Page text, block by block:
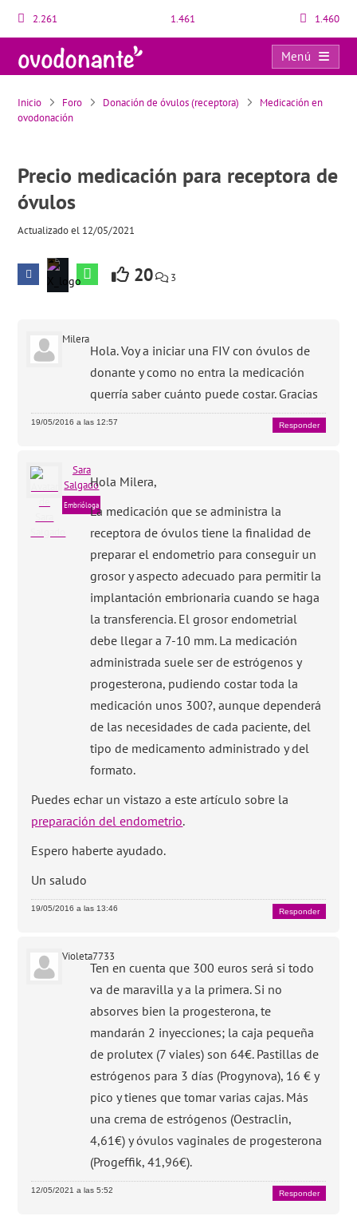
2.261 1.461 1.460
Menú
Precio medicación para receptora de óvulos
Inicio Foro Donación de óvulos (receptora)
Medicación en
ovodonación
Precio medicación para receptora de
óvulos
Actualizado el 12/05/2021
20 3
Milera
Hola. Voy a iniciar una FIV con óvulos de
donante y como no entra la medicación
querría saber cuánto puede costar. Gracias
19/05/2016 a las 12:57 Responder
Sara
Salgado
Embrióloga
Hola Milera,
La medicación que se administra la
receptora de óvulos tiene la finalidad de
preparar el endometrio para conseguir un
grosor y aspecto adecuado para permitir la
implantación embrionaria cuando se haga
la transferencia. El grosor endometrial
debe llegar a 7-10 mm. La medicación
administrada suele ser de estrógenos y
progesterona, pudiendo costar toda la
medicación unos 300?, aunque dependerá
de las necesidades de cada paciente, del
tipo de medicamento administrado y del
formato.
Puedes echar un vistazo a este artículo sobre la
preparación del endometrio.
Espero haberte ayudado.
Un saludo
19/05/2016 a las 13:46 Responder
Violeta7733
Ten en cuenta que 300 euros será si todo
va de maravilla y a la primera. Si no
absorves bien la progesterona, te
mandarán 2 inyecciones; la caja pequeña
de prolutex (7 viales) son 64€. Pastillas de
estrógenos para 3 días (Progynova), 16 € y
pico y tienes que tomar varias cajas. Más
una crema de estrógenos (Oestraclin,
4,61€) y óvulos vaginales de progesterona
(Progeffik, 41,96€).
12/05/2021 a las 5:52 Responder